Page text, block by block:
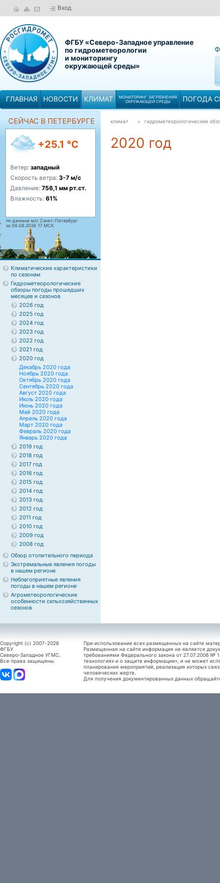
Вход
ФГБУ «Северо-Западное управление
по гидрометеорологии
и мониторингу
окружающей среды»
ГЛАВНАЯ НОВОСТИ КЛИМАТ
МОНИТОРИНГ ЗАГРЯЗНЕНИЯ
ОКРУЖАЮЩЕЙ СРЕДЫ
ПОГОДА
СЕЙЧАС В ПЕТЕРБУРГЕ
+25.1 °C
Ветер: западный
Скорость ветра: 3-7 м/с
Давление: 756,1 мм рт.ст.
Влажность: 61%
по данным м/с Санкт-Петербург
за 06.08.2026 17 МСК
Климатические характеристики
по сезонам
Гидрометеорологические
обзоры погоды прошедших
месяцев и сезонов
2026 год
2025 год
2024 год
2023 год
2022 год
2021 год
2020 год
Декабрь 2020 года
Ноябрь 2020 года
Октябрь 2020 года
Сентябрь 2020 года
Август 2020 года
Июль 2020 года
Июнь 2020 года
Май 2020 года
Апрель 2020 года
Март 2020 года
Февраль 2020 года
Январь 2020 года
2019 год
2018 год
2017 год
2016 год
2015 год
2014 год
2013 год
2012 год
2011 год
2010 год
2009 год
2008 год
Обзор отопительного периода
Экстремальные явления погоды
в нашем регионе
Неблагоприятные явления
погоды в нашем регионе
Агрометеорологические
особенности сельхозяйственных
сезонов
климат » гидрометеорологические
2020 год
Copyright (c) 2007-2026
ФГБУ
Северо-Западное УГМС.
Все права защищены.
При использовании всех размещенных на сайте
Размещенная на сайте информация не является
требованиями Федерального закона от 27.07.2006
технологиях и о защите информации», и не может
планирования мероприятий, реализация которых
человеческих жертв.
Для получения документированных данных